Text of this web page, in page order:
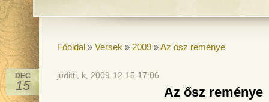
Főoldal » Versek » 2009 »Az ősz reménye
DEC
15
juditti, k, 2009-12-15 17:06
Az ősz reménye